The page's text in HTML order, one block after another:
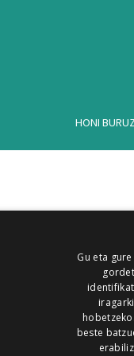
HONI BURUZ
Gu eta
hobetzeko.
beste